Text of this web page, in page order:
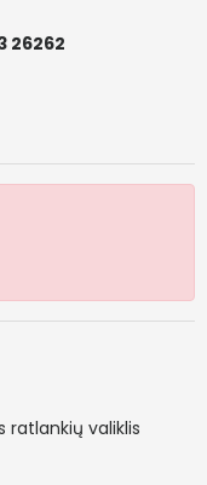
26262
ratlankių valiklis